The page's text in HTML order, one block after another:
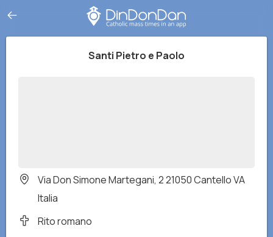
Santi Pietro e Paolo
Via Don Simone Martegani, 2 21050 Cantello VA
Italia
Rito romano